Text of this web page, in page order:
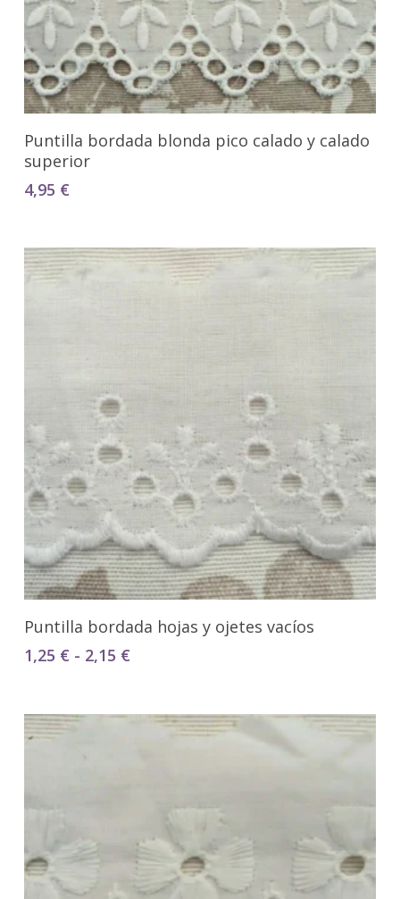
Seleccionar Opciones
Puntilla bordada blonda pico calado y calado
superior
4,95 €
Seleccionar Opciones
Puntilla bordada hojas y ojetes vacíos
1,25 € - 2,15 €Rango
desde
1,25 €